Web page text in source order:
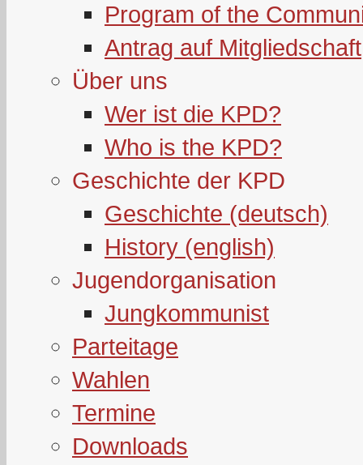
Program of the
Antrag auf Mitgliedschaft
Über uns
Wer ist die KPD?
Who is the KPD?
Geschichte der KPD
Geschichte (deutsch)
History (english)
Jugendorganisation
Jungkommunist
Parteitage
Wahlen
Termine
Downloads